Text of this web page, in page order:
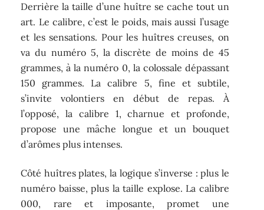
Derrière la taille d’une huître se cache tout un
art. Le calibre, c’est le poids, mais aussi l’usage
et les sensations. Pour les huîtres creuses, on
va du numéro 5, la discrète de moins de 45
grammes, à la numéro 0, la colossale dépassant
150 grammes. La calibre 5, fine et subtile,
s’invite volontiers en début de repas. À
l’opposé, la calibre 1, charnue et profonde,
propose une mâche longue et un bouquet
d’arômes plus intenses.
Côté huîtres plates, la logique s’inverse : plus le
numéro baisse, plus la taille explose. La calibre
000, rare et imposante, promet une